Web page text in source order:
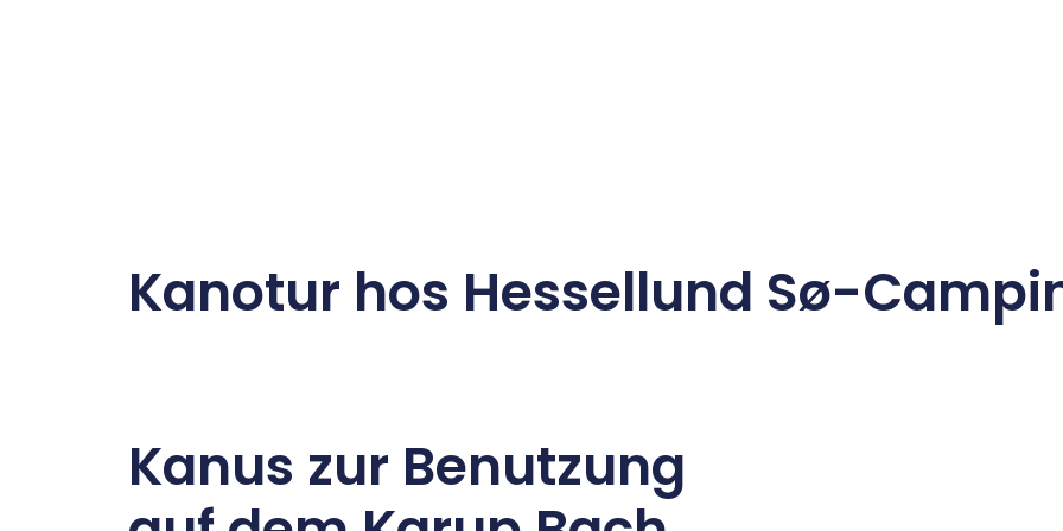
Kanotur hos Hessellund Sø-
Kanus zur Benutzung